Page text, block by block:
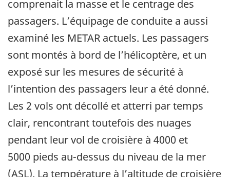
comprenait la masse et le centrage des
passagers. L’équipage de conduite a aussi
examiné les METAR actuels. Les passagers
sont montés à bord de l’hélicoptère, et un
exposé sur les mesures de sécurité à
l’intention des passagers leur a été donné.
Les 2 vols ont décollé et atterri par temps
clair, rencontrant toutefois des nuages
pendant leur vol de croisière à 4000 et
5000 pieds au-dessus du niveau de la mer
(ASL). La température à l’altitude de croisière